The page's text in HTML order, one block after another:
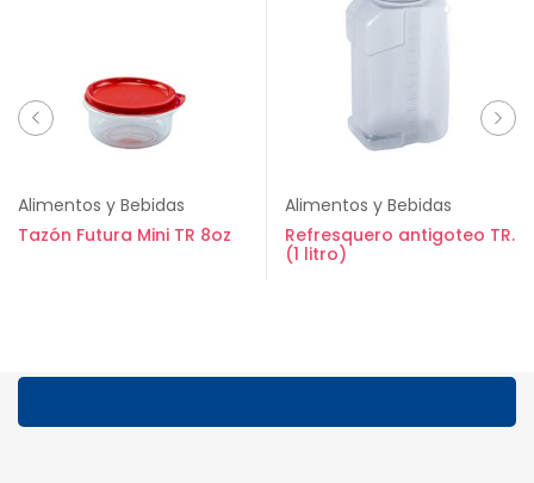
Alimentos y Bebidas
Tazón Futura Mini TR 8oz
Alimentos y Bebidas
Refresquero antigoteo TR.
(1 litro)